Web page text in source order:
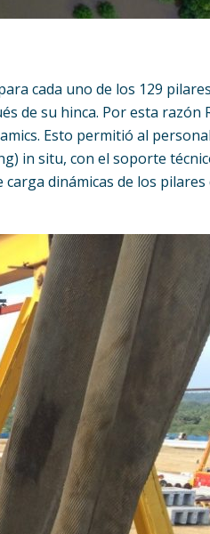
cada uno de los 129
de su hinca. Por esta razón
Esto permitió al
in situ, con el soporte
dinámicas de los